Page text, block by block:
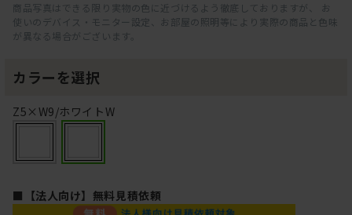
商品写真はできる限り実物の色に近づけるよう徹底しておりますが、 お
使いのデバイス・モニター設定、お部屋の照明等により実際の商品と色味
が異なる場合がございます。
カラーを選択
Z5×W9/ホワイトW
■【法人向け】無料見積依頼